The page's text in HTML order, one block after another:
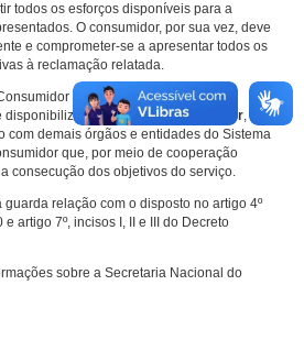
todos os esforços disponíveis para a
O consumidor, por sua vez, deve
e comprometer-se a apresentar todos os
à reclamação relatada.
do Ministério da Justiça é a
disponibilização doConsumidor.gov.br,
com demais órgãos e entidades do Sistema
que, por meio de cooperação
consecução dos objetivos do serviço.
relação com o disposto no artigo 4º
artigo 7º, incisos I, II e III do Decreto
sobre a Secretaria Nacional do